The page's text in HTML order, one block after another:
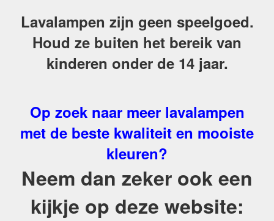
Lavalampen zijn geen speelgoed.
Houd ze buiten het bereik van
kinderen onder de 14 jaar.
Op zoek naar meer lavalampen
met de beste kwaliteit en mooiste
kleuren?
Neem dan zeker ook een
kijkje op deze website: